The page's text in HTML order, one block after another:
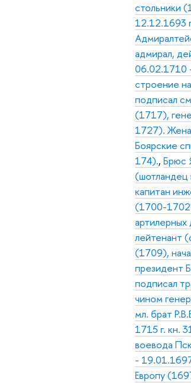
стольники
12.12.1693
адмирал,
06.02.1710
строение
подписал
(1717),
1727).
Боярские
174).,Брюс
(шотландец
капитан
(1700-
лейтенант
(1709),
президент
подписал
чином
мл. брат
1715 г. кн.
воевода
-
Европу